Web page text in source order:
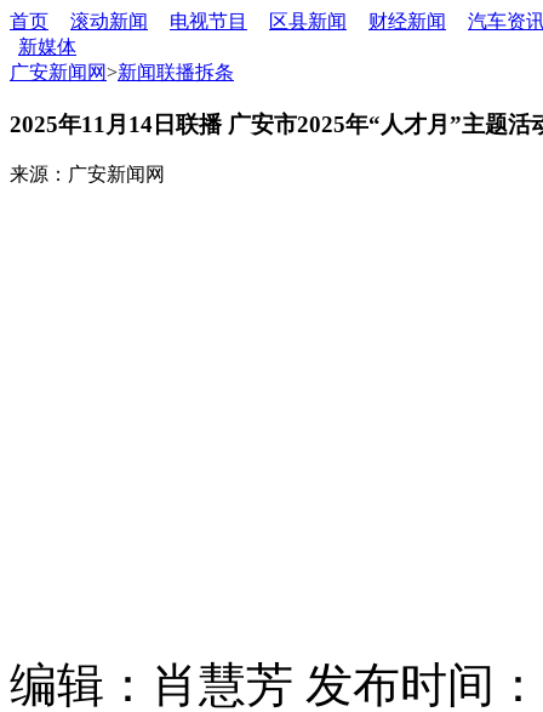
首页 滚动新闻 电视节目 区县新闻 财经新闻
汽车资
新媒体
广安新闻网>新闻联播拆条
2025年11月14日联播 广安市2025年“人才月”主题
来源：广安新闻网
编辑：肖慧芳 发布时间